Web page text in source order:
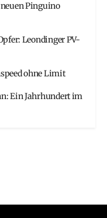
Pinguino
Leondinger PV-
ohne Limit
Ein Jahrhundert im